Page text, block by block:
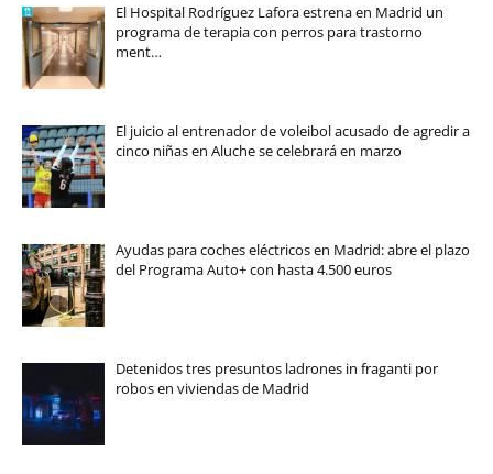
El Hospital Rodríguez Lafora estrena en Madrid un
programa de terapia con perros para trastorno
ment…
El juicio al entrenador de voleibol acusado de agredir a
cinco niñas en Aluche se celebrará en marzo
Ayudas para coches eléctricos en Madrid: abre el plazo
del Programa Auto+ con hasta 4.500 euros
Detenidos tres presuntos ladrones in fraganti por
robos en viviendas de Madrid